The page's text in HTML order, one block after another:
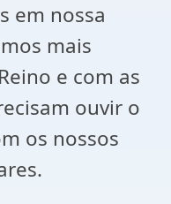
em nossa
mais
e com as
ouvir o
os nossos